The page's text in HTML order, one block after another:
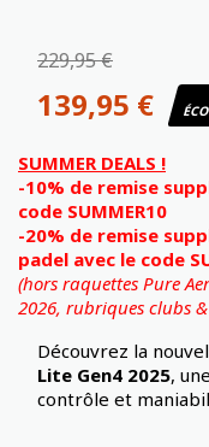
229,95 €
139,95 €
SUMMER DEALS !
-10% de remise
code SUMMER10
-20% de remise
padel avec le code
(hors raquettes Pure
2026, rubriques clubs
Découvrez la
Lite Gen4 2025,
contrôle et